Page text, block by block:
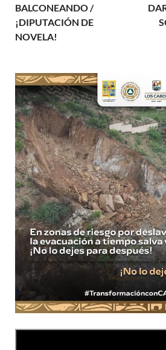
BALCONEANDO /
¡DIPUTACIÓN DE
NOVELA!